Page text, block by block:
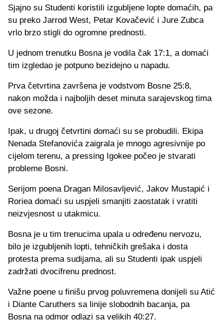
Sjajno su Studenti koristili izgubljene lopte domaćih, pa
su preko Jarrod West, Petar Kovačević i Jure Zubca
vrlo brzo stigli do ogromne prednosti.
U jednom trenutku Bosna je vodila čak 17:1, a domaći
tim izgledao je potpuno bezidejno u napadu.
Prva četvrtina završena je vodstvom Bosne 25:8,
nakon možda i najboljih deset minuta sarajevskog tima
ove sezone.
Ipak, u drugoj četvrtini domaći su se probudili. Ekipa
Nenada Stefanovića zaigrala je mnogo agresivnije po
cijelom terenu, a pressing Igokee počeo je stvarati
probleme Bosni.
Serijom poena Dragan Milosavljević, Jakov Mustapić i
Roriea domaći su uspjeli smanjiti zaostatak i vratiti
neizvjesnost u utakmicu.
Bosna je u tim trenucima upala u određenu nervozu,
bilo je izgubljenih lopti, tehničkih grešaka i dosta
protesta prema sudijama, ali su Studenti ipak uspjeli
zadržati dvocifrenu prednost.
Važne poene u finišu prvog poluvremena donijeli su Atić
i Diante Caruthers sa linije slobodnih bacanja, pa
Bosna na odmor odlazi sa velikih 40:27.